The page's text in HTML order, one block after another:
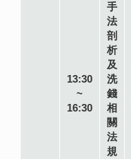
13:30
~
16:30
手
法
剖
析
及
洗
錢
相
關
法
規